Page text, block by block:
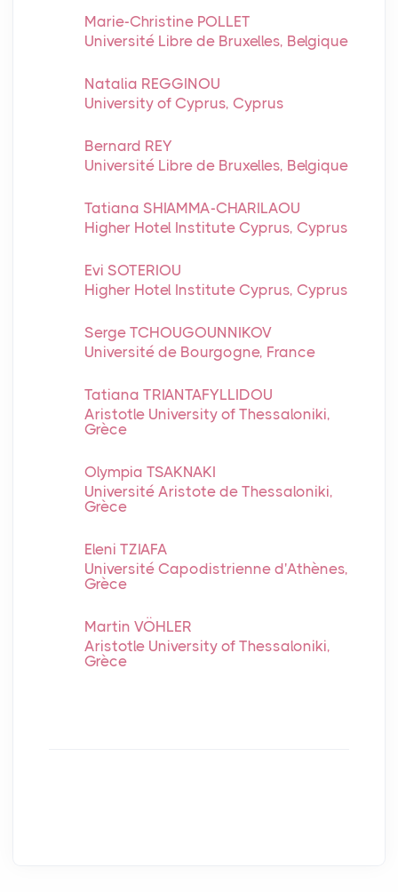
Marie-Christine POLLET
Université Libre de Bruxelles, Belgique
Natalia REGGINOU
University of Cyprus, Cyprus
Bernard REY
Université Libre de Bruxelles, Belgique
Tatiana SHIAMMA-CHARILAOU
Higher Hotel Institute Cyprus, Cyprus
Evi SOTERIOU
Higher Hotel Institute Cyprus, Cyprus
Serge TCHOUGOUNNIKOV
Université de Bourgogne, France
Tatiana TRIANTAFYLLIDOU
Aristotle University of Thessaloniki,
Grèce
Olympia TSAKNAKI
Université Aristote de Thessaloniki,
Grèce
Eleni TZIAFA
Université Capodistrienne d'Athènes,
Grèce
Martin VÖHLER
Aristotle University of Thessaloniki,
Grèce